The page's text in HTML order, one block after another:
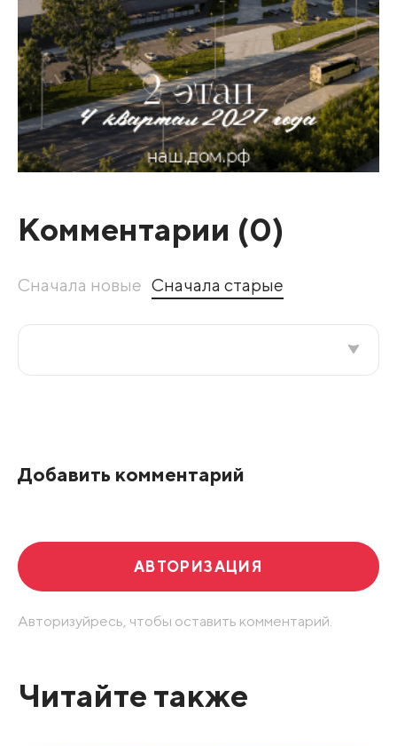
Комментарии (0)
Сначала новые Сначала старые
Добавить комментарий
АВТОРИЗАЦИЯ
Авторизуйресь, чтобы оставить комментарий.
Читайте также